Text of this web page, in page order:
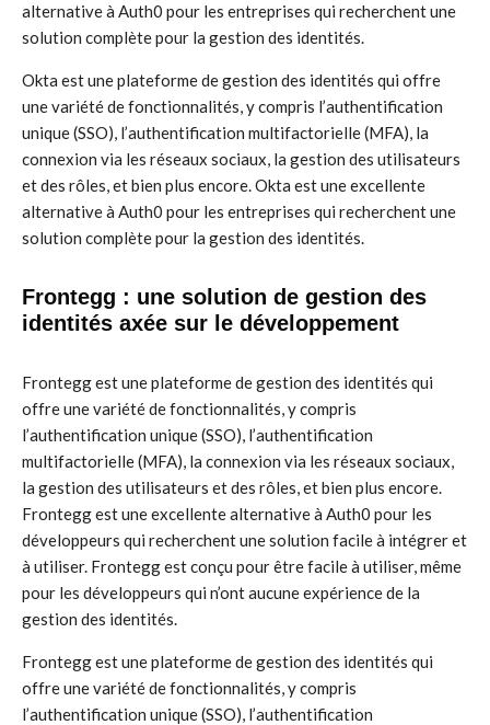
alternative à Auth0 pour les entreprises qui recherchent une
solution complète pour la gestion des identités.
Okta est une plateforme de gestion des identités qui offre
une variété de fonctionnalités, y compris l’authentification
unique (SSO), l’authentification multifactorielle (MFA), la
connexion via les réseaux sociaux, la gestion des utilisateurs
et des rôles, et bien plus encore. Okta est une excellente
alternative à Auth0 pour les entreprises qui recherchent une
solution complète pour la gestion des identités.
Frontegg : une solution de gestion des
identités axée sur le développement
Frontegg est une plateforme de gestion des identités qui
offre une variété de fonctionnalités, y compris
l’authentification unique (SSO), l’authentification
multifactorielle (MFA), la connexion via les réseaux sociaux,
la gestion des utilisateurs et des rôles, et bien plus encore.
Frontegg est une excellente alternative à Auth0 pour les
développeurs qui recherchent une solution facile à intégrer et
à utiliser. Frontegg est conçu pour être facile à utiliser, même
pour les développeurs qui n’ont aucune expérience de la
gestion des identités.
Frontegg est une plateforme de gestion des identités qui
offre une variété de fonctionnalités, y compris
l’authentification unique (SSO), l’authentification